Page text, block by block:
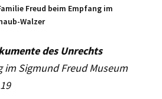
Freud beim Empfang im
Walzer
des Unrechts
Sigmund Freud Museum